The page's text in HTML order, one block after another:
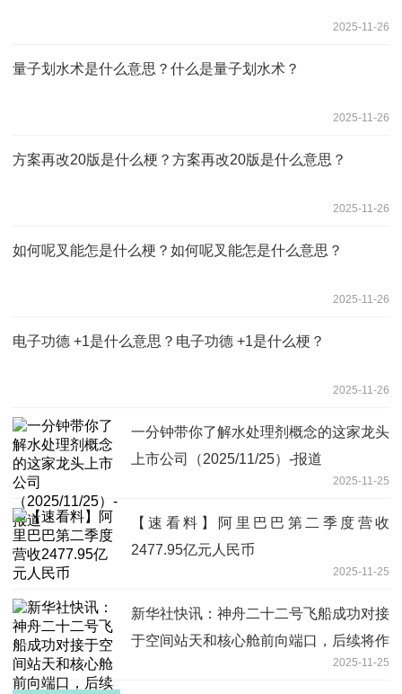
2025-11-26
量子划水术是什么意思？什么是量子划水术？
2025-11-26
方案再改20版是什么梗？方案再改20版是什么意思？
2025-11-26
如何呢叉能怎是什么梗？如何呢叉能怎是什么意思？
2025-11-26
电子功德 +1是什么意思？电子功德 +1是什么梗？
2025-11-26
一分钟带你了解水处理剂概念的这家龙头
上市公司（2025/11/25）-报道
2025-11-25
【速看料】阿里巴巴第二季度营收
2477.95亿元人民币
2025-11-25
新华社快讯：神舟二十二号飞船成功对接
于空间站天和核心舱前向端口，后续将作
为神舟二十一号航天员乘组的返回飞船
2025-11-25